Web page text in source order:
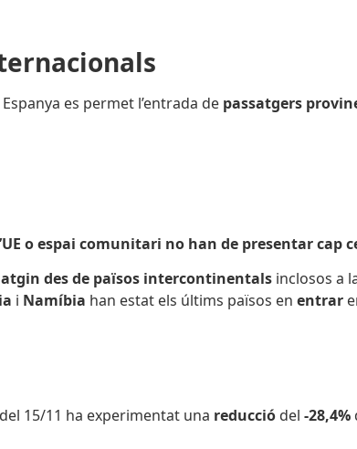
Espanya es permet l’entrada de passatgers
o espai comunitari no han de presentar cap
des de països intercontinentals inclosos a
i Namíbia han estat els últims països en entrar
15/11 ha experimentat una reducció del -28,4%